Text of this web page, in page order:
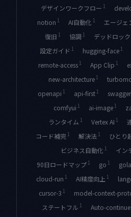
デザインワークフロー 1
notion 1 AI自動化 1 エージェ
復旧 1 協調 1 デッドロック
設定ガイド 1 hugging-face 1
remote-access 1 App Clip 1
new-architecture 1
openapi 1 api-first 1 swagger
comfyui 1 ai-image 1
ランタイム 1 Vertex AI 1
コード補完 1 解決法 1 ひとり
ビジネス自動化 1 イン
90日ロードマップ 1 go 1
cloud-run 1 AI精度向上 1
cursor-3 1 model-context-
ステートフル 1 Auto-continue